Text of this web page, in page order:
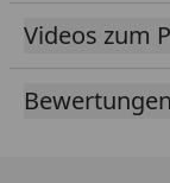
Der Trafo
mindestens
Videos zum
Bewertungen